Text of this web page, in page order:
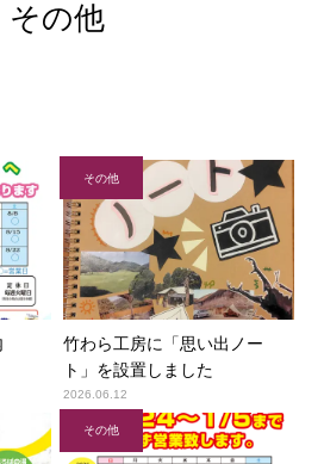
その他
その他
竹わら工房に「思い出ノー
ト」を設置しました
2026.06.12
その他